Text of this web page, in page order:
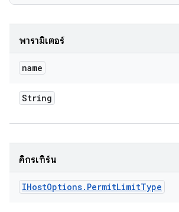
พารามิเตอร์
name
String
คิกรีเทิร์น
IHostOptions. PermitLimitType